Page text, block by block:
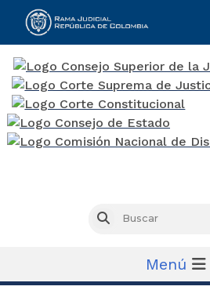
Buscar
Menú